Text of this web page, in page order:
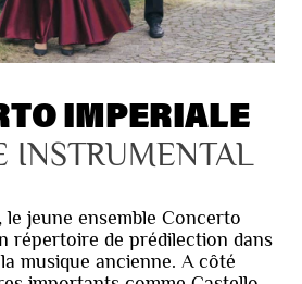
IMPERIALE
INSTRUMENTAL
le jeune ensemble Concerto
répertoire de prédilection dans
musique ancienne. A côté